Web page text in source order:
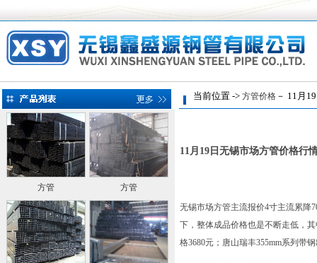
方管 方管
当前位置 -> 方管价格 － 11月
11月19日无锡市场方管价格行
无锡市场方管主流报价4寸主流累降
下，整体成品价格也是不断走低，
格3680元；唐山瑞丰355mm系列带